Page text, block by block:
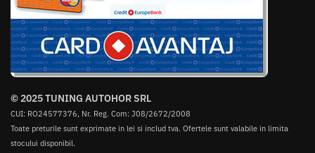
© 2025 TUNING AUTOHOR SRL
CUI: RO24577376, Nr. Reg. Com: J08/2672/2008
Toate preturile sunt exprimate in lei si includ tva. Ofertele sunt valabile in limita
stocului disponibil.